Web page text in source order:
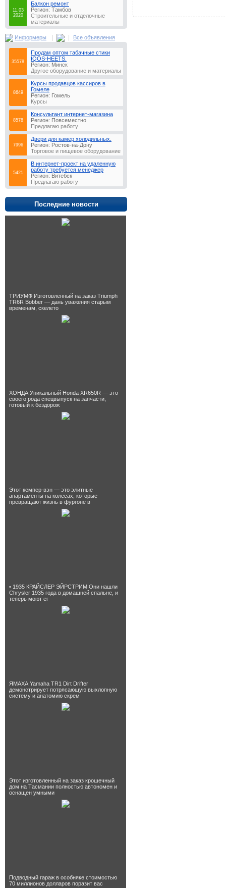
11.03
2020
Балкон ремонт
Регион: Тамбов
Строительные и отделочные
материалы
Информеры Все объявления
35578
Продам оптом табачные стики
IQOS-HEETS.
Регион: Минск
Другое оборудование и материалы
8649
Курсы продавцов кассиров в
Гомеле
Регион: Гомель
Курсы
8578
Консультaнт интeрнeт-мaгaзинa
Регион: Повсеместно
Предлагаю работу
7996
Двери для камер холодильных.
Регион: Ростов-на-Дону
Торговое и пищевое оборудование
5421
В интернет-проект на удаленную
работу требуется менеджер
Регион: Витебск
Предлагаю работу
Последние новости
ТРИУМФ Изготовленный на заказ Triumph
TR6R Bobber — дань уважения старым
временам, скелето
ХОНДА Уникальный Honda XR650R — это
своего рода спецвыпуск на запчасти,
готовый к бездорож
Этот кемпер-вэн — это элитные
апартаменты на колесах, которые
превращают жизнь в фургоне в
• 1935 КРАЙСЛЕР ЭЙРСТРИМ Они нашли
Chrysler 1935 года в домашней спальне, и
теперь моют ег
ЯМАХА Yamaha TR1 Dirt Drifter
демонстрирует потрясающую выхлопную
систему и анатомию скрем
Этот изготовленный на заказ крошечный
дом на Тасмании полностью автономен и
оснащен умными
Подводный гараж в особняке стоимостью
70 миллионов долларов поразит вас